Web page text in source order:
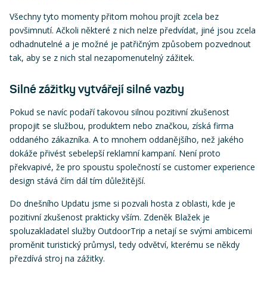
Všechny tyto momenty přitom mohou projít zcela bez
povšimnutí. Ačkoli některé z nich nelze předvídat, jiné jsou zcela
odhadnutelné a je možné je patřičným způsobem pozvednout
tak, aby se z nich stal nezapomenutelný zážitek.
Silné zážitky vytvářejí silné vazby
Pokud se navíc podaří takovou silnou pozitivní zkušenost
propojit se službou, produktem nebo značkou, získá firma
oddaného zákazníka. A to mnohem oddanějšího, než jakého
dokáže přivést sebelepší reklamní kampaní. Není proto
překvapivé, že pro spoustu společností se customer experience
design stává čím dál tím důležitější.
Do dnešního Updatu jsme si pozvali hosta z oblasti, kde je
pozitivní zkušenost prakticky vším. Zdeněk Blažek je
spoluzakladatel služby OutdoorTrip a netají se svými ambicemi
proměnit turistický průmysl, tedy odvětví, kterému se někdy
přezdívá stroj na zážitky.